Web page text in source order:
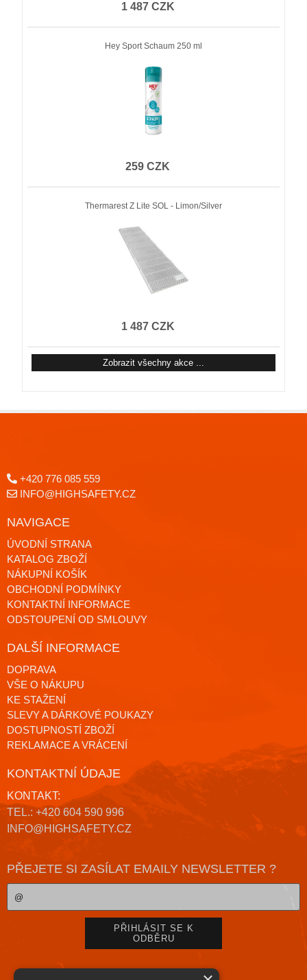
1 487 CZK
Hey Sport Schaum 250 ml
259 CZK
Thermarest Z Lite SOL - Limon/Silver
1 487 CZK
Zobrazit všechny akce ...
+420 776 085 559
INFO@HIGHSAFETY.CZ
NAVIGACE
ÚVODNÍ STRANA
KATALOG ZBOŽÍ
NÁKUPNÍ KOŠÍK
OBCHODNÍ PODMÍNKY
KONTAKTNÍ INFORMACE
ODSTOUPENÍ OD SMLOUVY
DALŠÍ INFORMACE
DOPRAVA
VŠE O NÁKUPU
KE STAŽENÍ
SLEVY A DÁRKOVÉ POUKAZY
DOSTUPNOSTÍ ZBOŽÍ
REKLAMACE A VRÁCENÍ
KONTAKTNÍ ÚDAJE
KONTAKT:
TEL.: +420 604 590 996
INFO@HIGHSAFETY.CZ
PŘEJETE SI ZASÍLAT EMAILY NEWSLETTER ?